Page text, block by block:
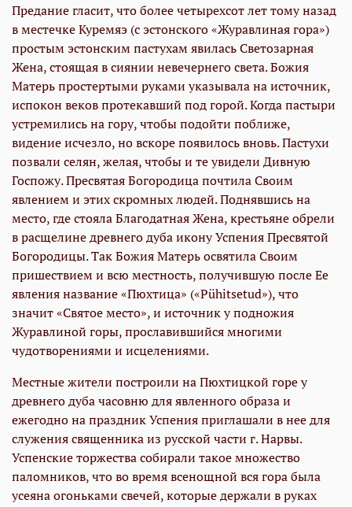
Предание гласит, что более четырехсот лет тому назад
в местечке Куремяэ (с эстонского «Журавлиная гора»)
простым эстонским пастухам явилась Светозарная
Жена, стоящая в сиянии невечернего света. Божия
Матерь простертыми руками указывала на источник,
испокон веков протекавший под горой. Когда пастыри
устремились на гору, чтобы подойти поближе,
видение исчезло, но вскоре появилось вновь. Пастухи
позвали селян, желая, чтобы и те увидели Дивную
Госпожу. Пресвятая Богородица почтила Своим
явлением и этих скромных людей. Поднявшись на
место, где стояла Благодатная Жена, крестьяне обрели
в расщелине древнего дуба икону Успения Пресвятой
Богородицы. Так Божия Матерь освятила Своим
пришествием и всю местность, получившую после Ее
явления название «Пюхтица» («Pühitsetud»), что
значит «Святое место», и источник у подножия
Журавлиной горы, прославившийся многими
чудотворениями и исцелениями.
Местные жители построили на Пюхтицкой горе у
древнего дуба часовню для явленного образа и
ежегодно на праздник Успения приглашали в нее для
служения священника из русской части г. Нарвы.
Успенские торжества собирали такое множество
паломников, что во время всенощной вся гора была
усеяна огоньками свечей, которые держали в руках